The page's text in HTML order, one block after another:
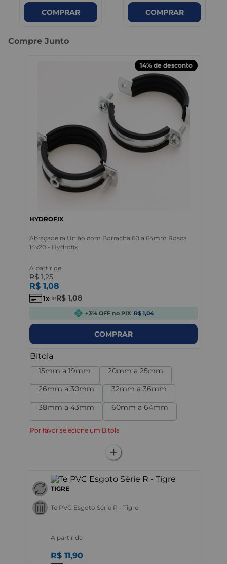
COMPRAR COMPRAR
Compre Junto
14% de desconto
HYDROFIX
Abraçadeira União com Borracha 60 a 64mm Rosca
14x20 - Hydrofix
A partir de
R$ 1,25
R$ 1,08
1 deR$ 1,08
+3% OFF no PIX R$ 1,04
COMPRAR
Bitola
15mm a 19mm
20mm a 25mm
26mm a 30mm
32mm a 36mm
38mm a 43mm
60mm a 64mm
Por favor selecione um Bitola
TIGRE
Te PVC Esgoto Série R - Tigre
A partir de
R$ 11,90